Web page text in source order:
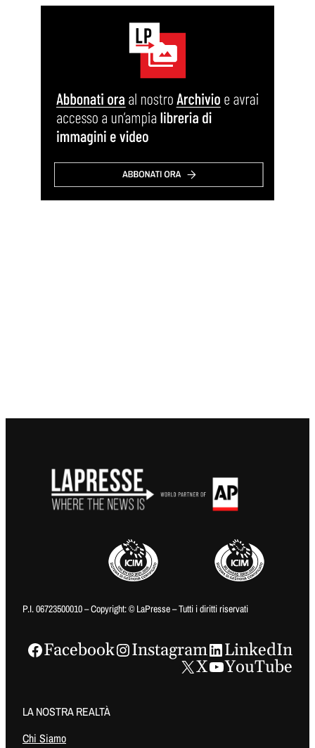
P.I. 06723500010 – Copyright: © LaPresse – Tutti i diritti riservati
Facebook Instagram
LinkedIn
X
YouTube
LA NOSTRA REALTÀ
Chi Siamo